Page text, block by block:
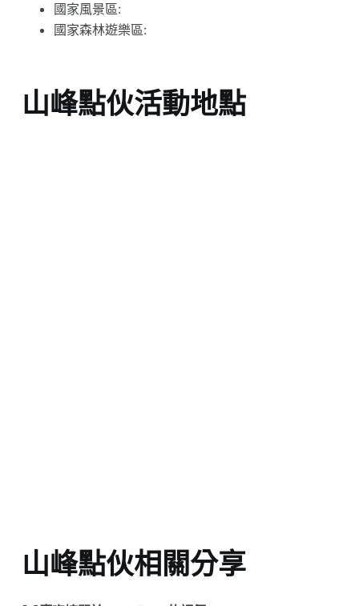
國家風景區:
國家森林遊樂區:
山峰點伙活動地點
山峰點伙相關分享